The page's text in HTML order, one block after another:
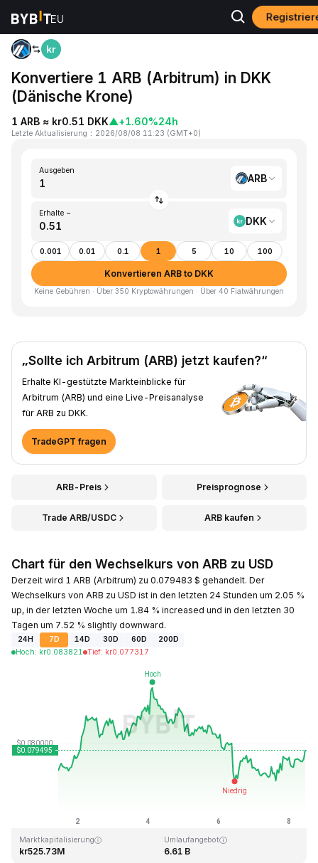
Home ARB to DKK
Konvertiere 1 ARB (Arbitrum) in DKK
(Dänische Krone)
1 ARB ≈ kr0.51 DKK▲+1.60%24h
Letzte Aktualisierung ： 2026/08/08 11:23 (GMT+0)
Ausgeben
ARB
Erhalte ~
DKK
0.001 0.01 0.1 1 5 10 100
Konvertieren ARB to DKK
Keine Gebühren · Über 350 Kryptowährungen · Über 40 Fiatwährungen
„Sollte ich Arbitrum (ARB) jetzt kaufen?“
Erhalte KI-gestützte Markteinblicke für
Arbitrum (ARB) und eine Live-Preisanalyse
für ARB zu DKK.
TradeGPT fragen
ARB-Preis Preisprognose
Trade ARB/USDC ARB kaufen
Chart für den Wechselkurs von ARB zu USD
Derzeit wird 1 ARB (Arbitrum) zu 0.079483 $ gehandelt. Der
Wechselkurs von ARB zu USD ist in den letzten 24 Stunden um 2.05 %
up, in der letzten Woche um 1.84 % increased und in den letzten 30
Tagen um 7.52 % slightly downward.
24H 7D 14D 30D 60D
200D
Hoch: kr0.083821 Tief: kr0.077317
Marktkapitalisierung
kr525.73M
Umlaufangebot
6.61 B